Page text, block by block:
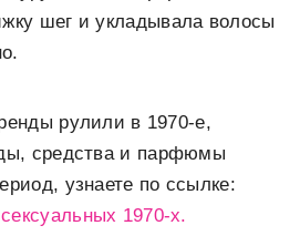
шег и укладывала волосы
рулили в 1970-е,
средства и парфюмы
узнаете по ссылке:
1970-х.